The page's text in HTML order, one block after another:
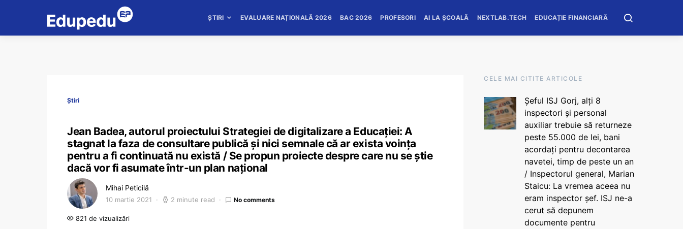
ȘTIRI EVALUARE NAȚIONALĂ 2026 BAC 2026 PROFESORI AI LA ȘCOALĂ NEXTLAB.TECH EDUCAȚIE FINANCIARĂ
Știri
Jean Badea, autorul proiectului Strategiei de digitalizare a Educației: A
stagnat la faza de consultare publică și nici semnale că ar exista voința
pentru a fi continuată nu există / Se propun proiecte despre care nu se știe
dacă vor fi asumate într-un plan național
Mihai Peticilă
10 martie 2021 2 minute read No comments
821 de vizualizări
CELE MAI CITITE ARTICOLE
Șeful ISJ Gorj, alți 8
inspectori și personal
auxiliar trebuie să returneze
peste 55.000 de lei, bani
acordați pentru decontarea
navetei, timp de peste un an
/ Inspectorul general, Marian
Staicu: La vremea aceea nu
eram inspector șef. ISJ ne-a
cerut să depunem
documente pentru